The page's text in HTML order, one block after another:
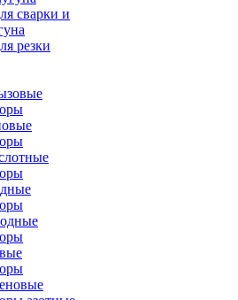
сварки и
резки